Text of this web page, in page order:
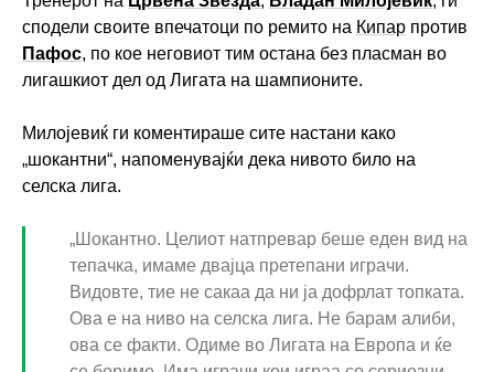
сподели своите впечатоци по ремито на Кипар против
Пафос, по кое неговиот тим остана без пласман во
лигашкиот дел од Лигата на шампионите.
Милојевиќ ги коментираше сите настани како
„шокантни“, напоменувајќи дека нивото било на
селска лига.
„Шокантно. Целиот натпревар беше еден вид на
тепачка, имаме двајца претепани играчи.
Видовте, тие не сакаа да ни ја дофрлат топката.
Ова е на ниво на селска лига. Не барам алиби,
ова се факти. Одиме во Лигата на Европа и ќе